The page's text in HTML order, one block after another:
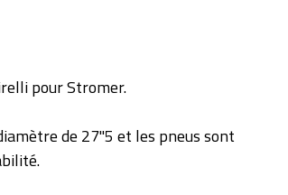
pour Stromer.
de 27''5 et les pneus sont